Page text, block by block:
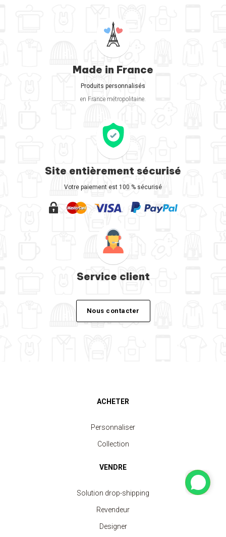
Made in France
Produits personnalisés
en France métropolitaine.
Site entièrement sécurisé
Votre paiement est 100 % sécurisé
Service client
Nous contacter
ACHETER
Personnaliser
Collection
VENDRE
Solution drop-shipping
Revendeur
Designer